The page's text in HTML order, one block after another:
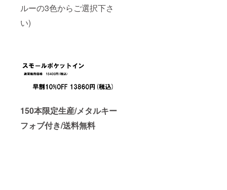
ルーの3色からご選択下さ
い)
150本限定生産/メタルキー
フォブ付き/送料無料